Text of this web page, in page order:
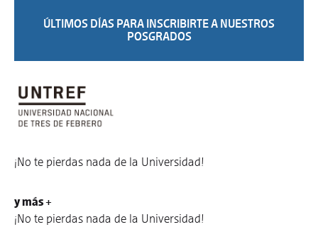
ÚLTIMOS DÍAS PARA INSCRIBIRTE A NUESTROS
POSGRADOS
¡No te pierdas nada de la Universidad!
y más +
¡No te pierdas nada de la Universidad!